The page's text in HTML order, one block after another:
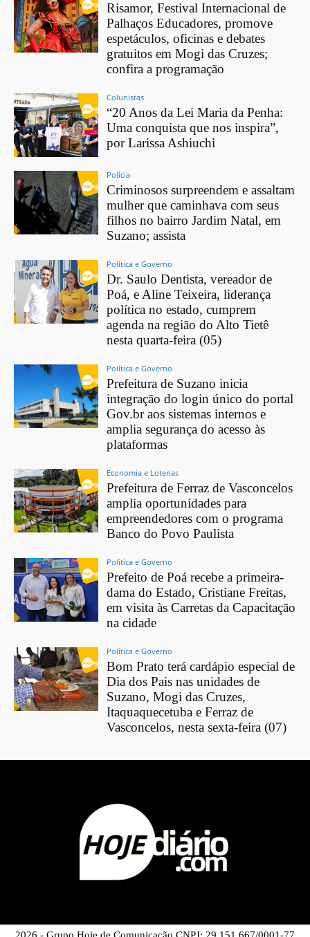
Risamor, Festival Internacional de
Palhaços Educadores, promove
espetáculos, oficinas e debates
gratuitos em Mogi das Cruzes;
confira a programação
Colunistas
“20 Anos da Lei Maria da Penha:
Uma conquista que nos inspira”,
por Larissa Ashiuchi
Polícia
Criminosos surpreendem e assaltam
mulher que caminhava com seus
filhos no bairro Jardim Natal, em
Suzano; assista
Política e Governo
Dr. Saulo Dentista, vereador de
Poá, e Aline Teixeira, liderança
política no estado, cumprem
agenda na região do Alto Tietê
nesta quarta-feira (05)
Política e Governo
Prefeitura de Suzano inicia
integração do login único do portal
Gov.br aos sistemas internos e
amplia segurança do acesso às
plataformas
Economia e Loterias
Prefeitura de Ferraz de Vasconcelos
amplia oportunidades para
empreendedores com o programa
Banco do Povo Paulista
Política e Governo
Prefeito de Poá recebe a primeira-
dama do Estado, Cristiane Freitas,
em visita às Carretas da Capacitação
na cidade
Política e Governo
Bom Prato terá cardápio especial de
Dia dos Pais nas unidades de
Suzano, Mogi das Cruzes,
Itaquaquecetuba e Ferraz de
Vasconcelos, nesta sexta-feira (07)
2026 - Grupo Hoje de Comunicação CNPJ: 29.151.667/0001-77